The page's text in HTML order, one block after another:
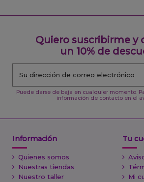
Quiero suscribirme y
un 10% de
Puede darse de baja en cualquier momento.
información de contacto en el
Información
Quienes somos
Nuestras tiendas
Nuestro taller
Tu
Mi